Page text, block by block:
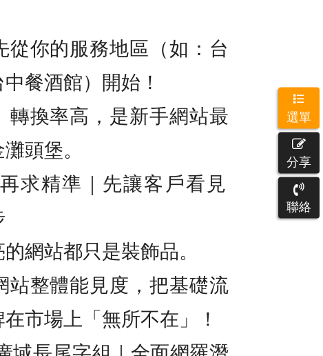
從你的服務地區（如：台
餐酒館）開始！
轉換率高，是新手網站最
頭堡。
求精準｜先讓客戶看見
網站都只是裝飾品。
站整體能見度，把基礎流
市場上「無所不在」！
選單
分享
聯絡